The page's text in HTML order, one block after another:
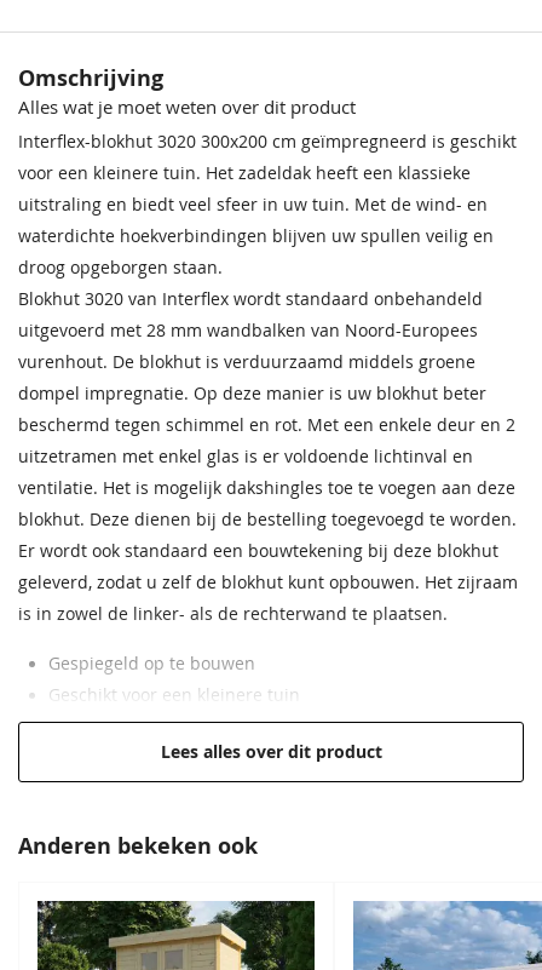
68,50
Donkergrijs
68,50
Antraciet
68,50
Zeeblauw
68,50
Roodbruin
Donkerbruin
68,50
Zwart
68,50
68,50
Ebbenzwart
68,50
Impregneervloeistof
zwart, 2,5L
37,95
Impregneervloeistof Red
Class Wood 2,5L
37,95
Impregneervloeistof
37,95
Beglazing Echt enkel glas
Extra informatie
waterdichte hoekverbindingen
deur
Gespiegeld op te
bouwen
De blokhut kan gespiegeld worden
opgebouwd. U kunt bij opbouw zelf
met het zijraam plaatst.
Cilinderslot Inclusief
Hang en
Inclusief
Daktype Zadeldak
Daktype filter Zadeldak
inclusief
Circa 290x190 cm
Afmeting raam 86.5x60.5 cm
8719831421206
Omschrijving
Alles wat je moet weten over dit product
Interflex-blokhut 3020 300x200 cm geïmpregneerd is geschikt
voor een kleinere tuin. Het zadeldak heeft een klassieke
uitstraling en biedt veel sfeer in uw tuin. Met de wind- en
waterdichte hoekverbindingen blijven uw spullen veilig en
droog opgeborgen staan.
Blokhut 3020 van Interflex wordt standaard onbehandeld
uitgevoerd met 28 mm wandbalken van Noord-Europees
vurenhout. De blokhut is verduurzaamd middels groene
dompel impregnatie. Op deze manier is uw blokhut beter
beschermd tegen schimmel en rot. Met een enkele deur en 2
uitzetramen met enkel glas is er voldoende lichtinval en
ventilatie. Het is mogelijk dakshingles toe te voegen aan deze
blokhut. Deze dienen bij de bestelling toegevoegd te worden.
Er wordt ook standaard een bouwtekening bij deze blokhut
geleverd, zodat u zelf de blokhut kunt opbouwen. Het zijraam
is in zowel de linker- als de rechterwand te plaatsen.
Gespiegeld op te bouwen
Geschikt voor een kleinere tuin
Groen geïmpregneerd voor duurzaamheid
28 mm wandbalken van Noord-Europees vurenhout
Veilige berging a.d.h.v. wind- en waterdichte
Lees alles over dit product
Anderen bekeken ook